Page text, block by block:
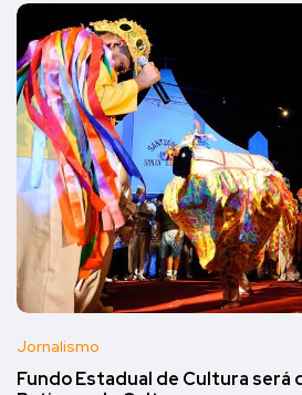
Jornalismo
Fundo Estadual de Cultura será